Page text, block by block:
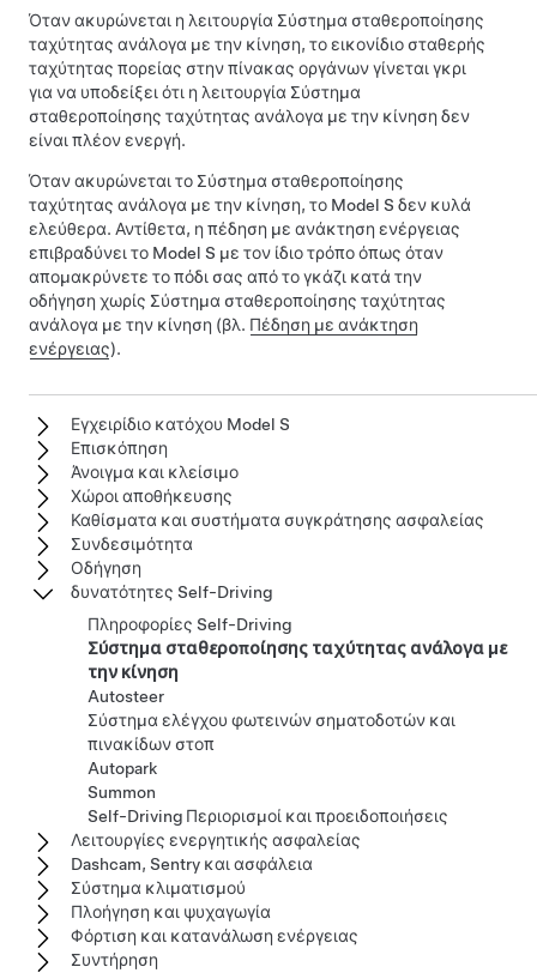
Όταν ακυρώνεται η λειτουργία Σύστημα σταθεροποίησης
ταχύτητας ανάλογα με την κίνηση, το εικονίδιο σταθερής
ταχύτητας πορείας στηνπίνακας οργάνωνγίνεται γκρι
για να υποδείξει ότι η λειτουργία Σύστημα
σταθεροποίησης ταχύτητας ανάλογα με την κίνηση δεν
είναι πλέον ενεργή.
Όταν ακυρώνεται το Σύστημα σταθεροποίησης
ταχύτητας ανάλογα με την κίνηση, το Model S δεν κυλά
ελεύθερα. Αντίθετα, η πέδηση με ανάκτηση ενέργειας
επιβραδύνει το Model S με τον ίδιο τρόπο όπως όταν
απομακρύνετε το πόδι σας από το γκάζι κατά την
οδήγηση χωρίς Σύστημα σταθεροποίησης ταχύτητας
ανάλογα με την κίνηση (βλ. Πέδηση με ανάκτηση
ενέργειας).
Εγχειρίδιο κατόχου Model S
Επισκόπηση
Άνοιγμα και κλείσιμο
Χώροι αποθήκευσης
Καθίσματα και συστήματα συγκράτησης ασφαλείας
Συνδεσιμότητα
Οδήγηση
δυνατότητες Self-Driving
Πληροφορίες Self-Driving
Σύστημα σταθεροποίησης ταχύτητας ανάλογα με
την κίνηση
Autosteer
Σύστημα ελέγχου φωτεινών σηματοδοτών και
πινακίδων στοπ
Autopark
Summon
Self-Driving Περιορισμοί και προειδοποιήσεις
Λειτουργίες ενεργητικής ασφαλείας
Dashcam, Sentry και ασφάλεια
Σύστημα κλιματισμού
Πλοήγηση και ψυχαγωγία
Φόρτιση και κατανάλωση ενέργειας
Συντήρηση